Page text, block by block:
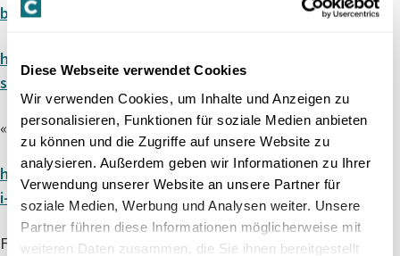
Diese Webseite verwendet Cookies
Wir verwenden Cookies, um Inhalte und Anzeigen zu
personalisieren, Funktionen für soziale Medien anbieten
zu können und die Zugriffe auf unsere Website zu
analysieren. Außerdem geben wir Informationen zu Ihrer
Verwendung unserer Website an unsere Partner für
soziale Medien, Werbung und Analysen weiter. Unsere
Partner führen diese Informationen möglicherweise mit
weiteren Daten zusammen, die Sie ihnen bereitgestellt
bei-0-prozent-364801927547
https://www.nzz.ch/wirtschaft/inflation-in-der-
schweiz-verharrt-auf-vorjahresniveau-ld.1914740
«Code Red» bei OpenAI
https://www.businessinsider.de/wirtschaft/opena
i-unter-druck-sam-altman-ruft-code-red-aus
FED Repo-Geschäfte